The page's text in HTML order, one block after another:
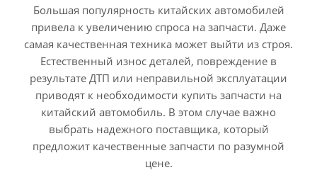
Большая популярность китайских автомобилей
привела к увеличению спроса на запчасти. Даже
самая качественная техника может выйти из строя.
Естественный износ деталей, повреждение в
результате ДТП или неправильной эксплуатации
приводят к необходимости купить запчасти на
китайский автомобиль. В этом случае важно
выбрать надежного поставщика, который
предложит качественные запчасти по разумной
цене.